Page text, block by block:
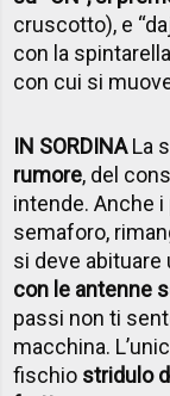
cruscotto), e
con la
con cui si
IN SORDINALa
rumore, del
intende. Anche
semaforo,
si deve abituare
con le antenne
passi non ti
macchina.
fischio stridulo